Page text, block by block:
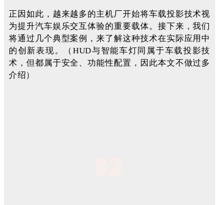
正因如此，越来越多的主机厂开始将车载投影技术视
为提升汽车娱乐交互体验的重要载体。接下来，我们
将通过几个典型案例，来了解这种技术在实际应用中
的创新表现。（HUD与智能车灯同属于车载投影技
术，但都属于安全、功能性配置，因此本文不做过多
介绍）